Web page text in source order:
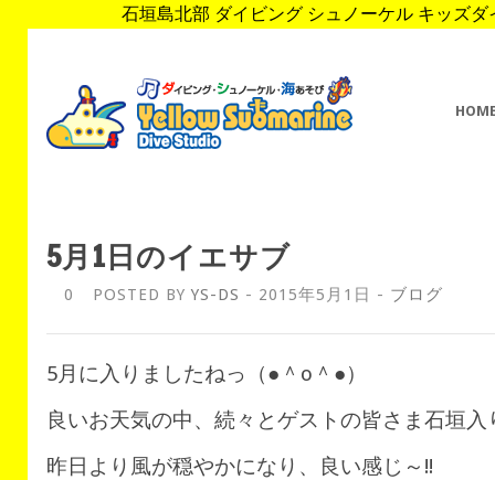
石垣島北部 ダイビング シュノーケル キッズ
5月1日のイエサブ
0 POSTED BY YS-DS - 2015年5月1日 - ブログ
5月に入りましたねっ（●＾o＾●）
良いお天気の中、続々とゲストの皆さま石垣
昨日より風が穏やかになり、良い感じ～!!